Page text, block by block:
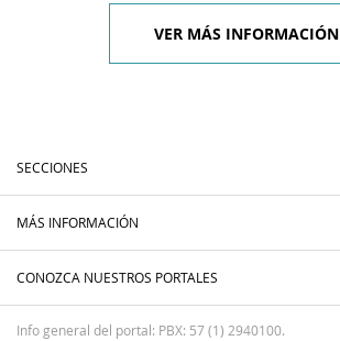
VER MÁS INFORMACIÓN
SECCIONES
MÁS INFORMACIÓN
CONOZCA NUESTROS PORTALES
Info general del portal: PBX: 57 (1) 2940100.